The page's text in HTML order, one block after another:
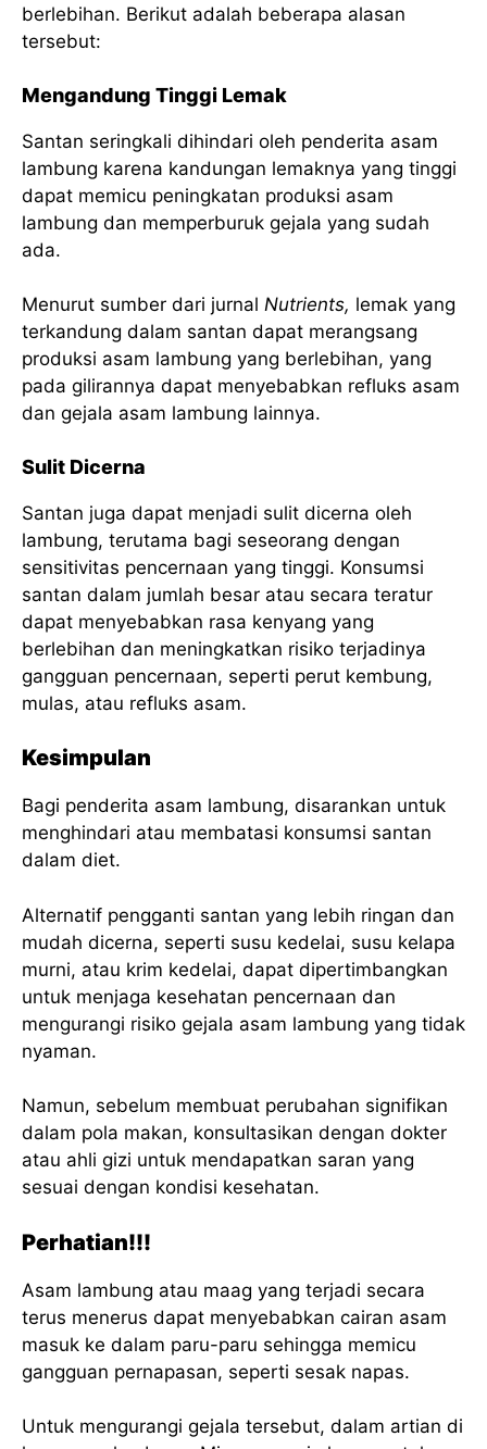
berlebihan. Berikut adalah beberapa alasan
tersebut:
Mengandung Tinggi Lemak
Santan seringkali dihindari oleh penderita asam
lambung karena kandungan lemaknya yang tinggi
dapat memicu peningkatan produksi asam
lambung dan memperburuk gejala yang sudah
ada.
Menurut sumber dari jurnal Nutrients, lemak yang
terkandung dalam santan dapat merangsang
produksi asam lambung yang berlebihan, yang
pada gilirannya dapat menyebabkan refluks asam
dan gejala asam lambung lainnya.
Sulit Dicerna
Santan juga dapat menjadi sulit dicerna oleh
lambung, terutama bagi seseorang dengan
sensitivitas pencernaan yang tinggi. Konsumsi
santan dalam jumlah besar atau secara teratur
dapat menyebabkan rasa kenyang yang
berlebihan dan meningkatkan risiko terjadinya
gangguan pencernaan, seperti perut kembung,
mulas, atau refluks asam.
Kesimpulan
Bagi penderita asam lambung, disarankan untuk
menghindari atau membatasi konsumsi santan
dalam diet.
Alternatif pengganti santan yang lebih ringan dan
mudah dicerna, seperti susu kedelai, susu kelapa
murni, atau krim kedelai, dapat dipertimbangkan
untuk menjaga kesehatan pencernaan dan
mengurangi risiko gejala asam lambung yang tidak
nyaman.
Namun, sebelum membuat perubahan signifikan
dalam pola makan, konsultasikan dengan dokter
atau ahli gizi untuk mendapatkan saran yang
sesuai dengan kondisi kesehatan.
Perhatian!!!
Asam lambung atau maag yang terjadi secara
terus menerus dapat menyebabkan cairan asam
masuk ke dalam paru-paru sehingga memicu
gangguan pernapasan, seperti sesak napas.
Untuk mengurangi gejala tersebut, dalam artian di